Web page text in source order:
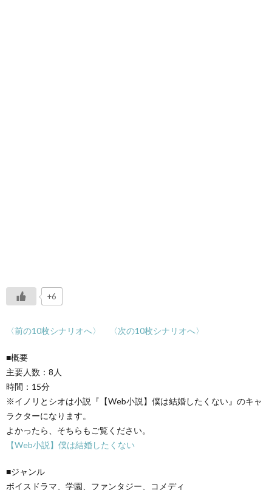
+6
〈前の10枚シナリオへ〉 〈次の10枚シナリオへ〉
■概要
主要人数：8人
時間：15分
※イノリとシオは小説『【Web小説】僕は結婚したくない』のキャ
ラクターになります。
よかったら、そちらもご覧ください。
【Web小説】僕は結婚したくない
■ジャンル
ボイスドラマ、学園、ファンタジー、コメディ